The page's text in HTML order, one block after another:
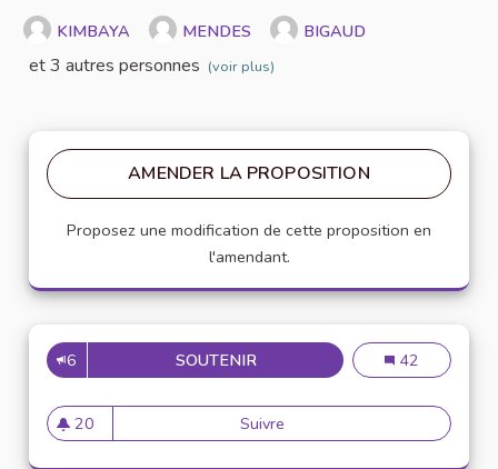
KIMBAYA MENDES BIGAUD
et 3 autres personnes (voir plus)
AMENDER LA PROPOSITION
Proposez une modification de cette proposition en
l'amendant.
6 SOUTENIRDÉCONSTRUIRE LESDéconstruire
42
20
20 abonnés
Suivre Déconstruire les